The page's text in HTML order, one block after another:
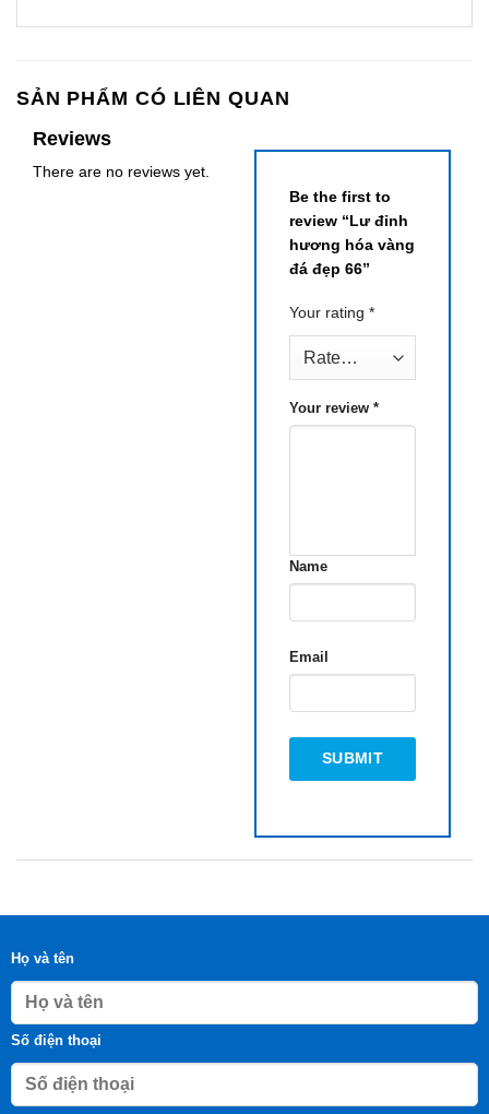
SẢN PHẨM CÓ LIÊN QUAN
Reviews
There are no reviews yet.
Be the first to
review “Lư đỉnh
hương hóa vàng
đá đẹp 66”
Your rating *
Your review *
Name
Email
Họ và tên
Số điện thoại